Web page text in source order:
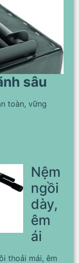
sâu
toàn, vững
Nệm
ngồi
dày,
êm
ái
thoải mái, êm